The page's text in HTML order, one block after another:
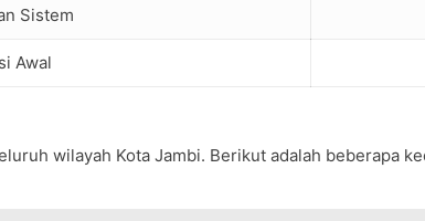
Sistem
Awal
wilayah Kota Jambi. Berikut adalah beberapa